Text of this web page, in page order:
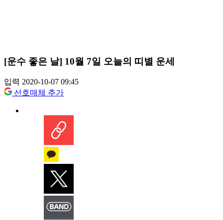
[운수 좋은 날] 10월 7일 오늘의 띠별 운세
입력 2020-10-07 09:45
선호매체 추가